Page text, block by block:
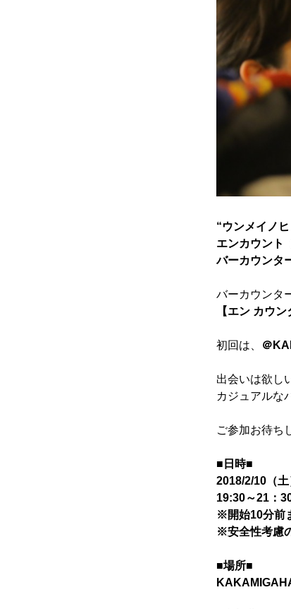
かかみがはら暮らし委員会
“ウンメイノヒ
エンカウント
バーカウンタ
バーカウンタ
【エン カウン
初回は、 ＠
出会いは欲し
カジュアルな
ご参加お待ち
■日時■
2018/2/10（土
19:30～21：
※開始10分前
※安全性考慮
■場所■